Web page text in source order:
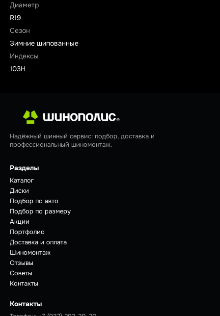
Диаметр
R19
Сезон
Зимние шипованные
Индексы
103H
Надёжный шинный сервис: подбор, доставка и
профессиональный шиномонтаж.
Разделы
Каталог
Диски
Подбор по авто
Подбор по размеру
Акции
Портфолио
Доставка и оплата
Шиномонтаж
Отзывы
Советы
Контакты
Контакты